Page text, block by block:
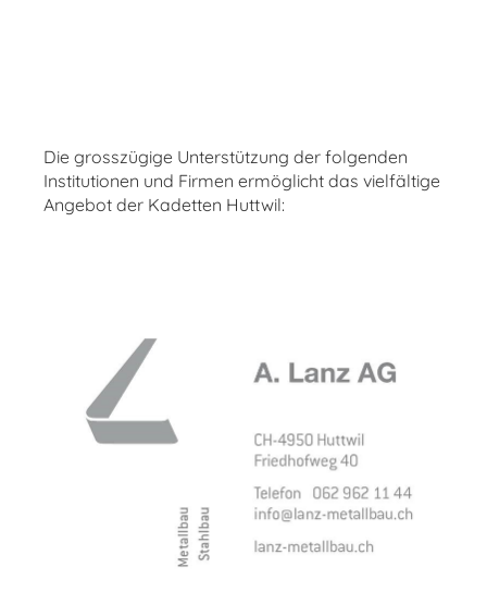
Die grosszügige Unterstützung der folgenden
Institutionen und Firmen ermöglicht das vielfältige
Angebot der Kadetten Huttwil: